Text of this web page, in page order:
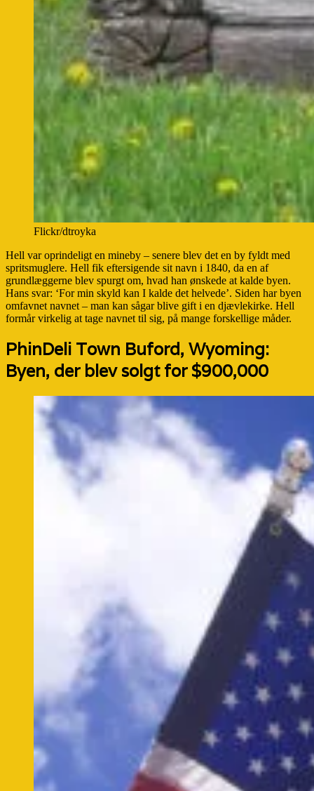
Flickr/dtroyka
Hell var oprindeligt en mineby – senere blev det en by fyldt med
spritsmuglere. Hell fik eftersigende sit navn i 1840, da en af
grundlæggerne blev spurgt om, hvad han ønskede at kalde byen.
Hans svar: ‘For min skyld kan I kalde det helvede’. Siden har byen
omfavnet navnet – man kan sågar blive gift i en djævlekirke. Hell
formår virkelig at tage navnet til sig, på mange forskellige måder.
PhinDeli Town Buford, Wyoming:
Byen, der blev solgt for $900,000